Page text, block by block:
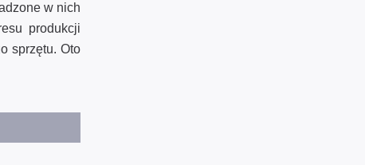
w nich
produkcji
sprzętu. Oto